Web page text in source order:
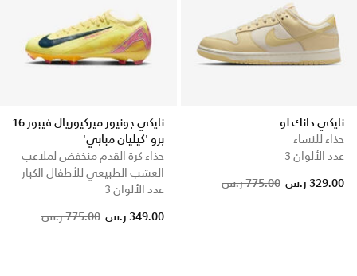
نايكي دانك لو
حذاء للنساء
عدد الألوان 3
775.00 ر.س
329.00 ر.س
نايكي جونيور ميركيوريال فيبور 16
برو 'كيليان مبابي'
حذاء كرة القدم منخفض لملاعب
العشب الطبيعي للأطفال الكبار
عدد الألوان 3
775.00 ر.س 349.00 ر.س